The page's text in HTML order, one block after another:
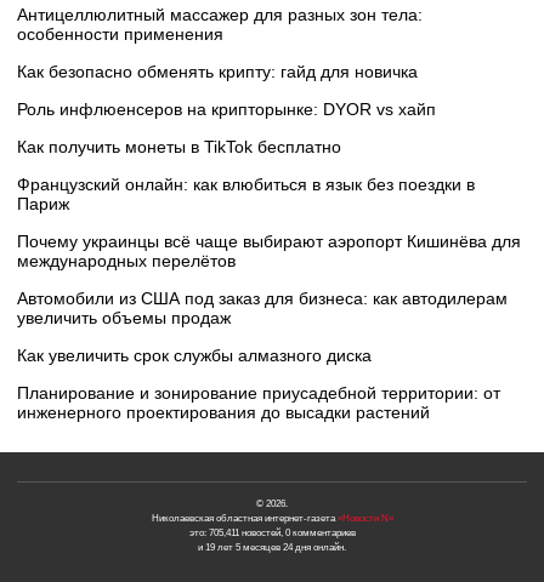
Антицеллюлитный массажер для разных зон тела:
особенности применения
Как безопасно обменять крипту: гайд для новичка
Роль инфлюенсеров на крипторынке: DYOR vs хайп
Как получить монеты в TikTok бесплатно
Французский онлайн: как влюбиться в язык без поездки в
Париж
Почему украинцы всё чаще выбирают аэропорт Кишинёва для
международных перелётов
Автомобили из США под заказ для бизнеса: как автодилерам
увеличить объемы продаж
Как увеличить срок службы алмазного диска
Планирование и зонирование приусадебной территории: от
инженерного проектирования до высадки растений
© 2026.
Николаевская областная интернет-газета «Новости N»
это: 705,411 новостей, 0 комментариев
и 19 лет 5 месяцев 24 дня онлайн.